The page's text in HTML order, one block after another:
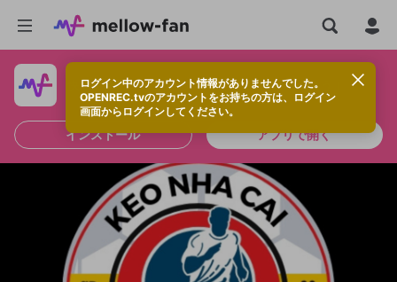
ログイン中のアカウント情報がありませんでした。
OPENREC.tvのアカウントをお持ちの方は、ログイン
画面からログインしてください。
快適に視聴するなら、アプリをインストールしよう！
インストール アプリで開く